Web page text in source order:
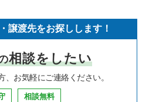
一覧
一覧
売却物件の案件一覧
却物件の案件一覧
物件の案件一覧
物件の案件一覧
却物件の案件一覧
却物件の案件一覧
売却物件の案件一覧
き売却物件の案件一覧
件の案件一覧
き売却物件の案件一覧
デリの居抜き売却物件の案件一覧
譲渡先をお探しします！
相談をしたい
、お気軽にご連絡ください。
相談無料